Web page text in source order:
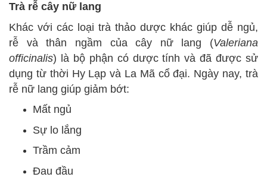
Trà rễ cây nữ lang
Khác với các loại trà thảo dược khác giúp dễ ngủ,
rễ và thân ngầm của cây nữ lang (Valeriana
officinalis) là bộ phận có dược tính và đã được sử
dụng từ thời Hy Lạp và La Mã cổ đại. Ngày nay, trà
rễ nữ lang giúp giảm bớt:
Mất ngủ
Sự lo lắng
Trầm cảm
Đau đầu